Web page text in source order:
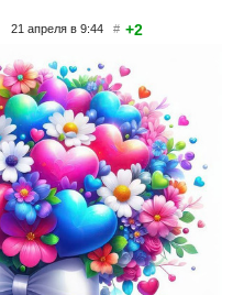
21 апреля в 9:44 # +2